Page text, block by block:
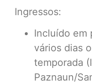
Ingressos:
Incluído em
vários dias
temporada
Paznaun/